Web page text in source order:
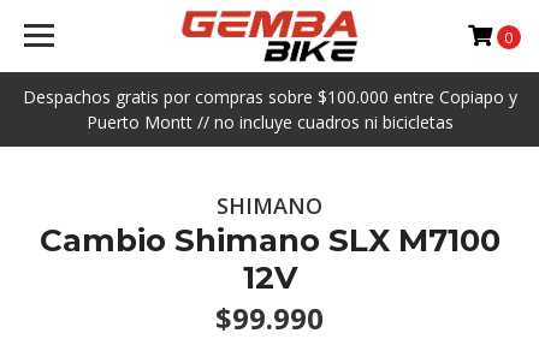
Despachos gratis por compras sobre $100.000 entre Copiapo y
Puerto Montt // no incluye cuadros ni bicicletas
0
SHIMANO
Cambio Shimano SLX M7100
12V
$99.990